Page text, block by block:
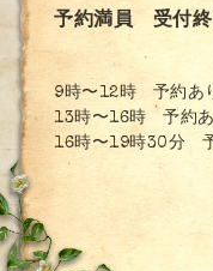
予約満員 受付終
9時〜12時 予約あ
13時〜16時 予約あ
16時〜19時30分